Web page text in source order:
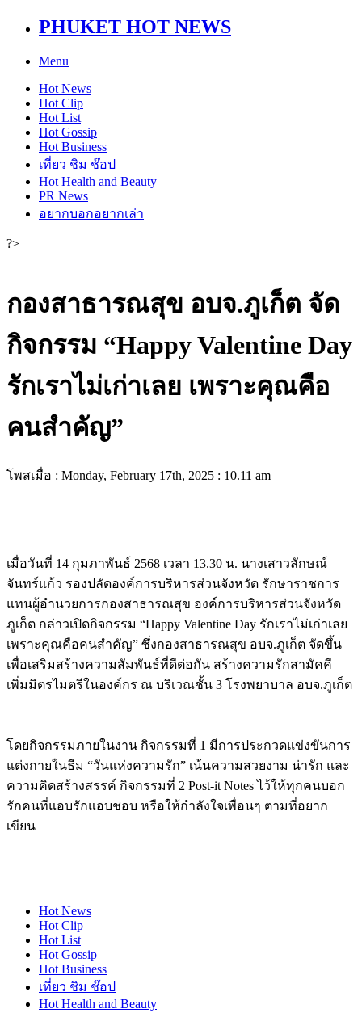
PHUKET HOT NEWS
Menu
Hot News
Hot Clip
Hot List
Hot Gossip
Hot Business
เที่ยว ชิม ช๊อป
Hot Health and Beauty
PR News
อยากบอกอยากเล่า
?>
กองสาธารณสุข อบจ.ภูเก็ต จัด
กิจกรรม “Happy Valentine Day
รักเราไม่เก่าเลย เพราะคุณคือ
คนสำคัญ”
โพสเมื่อ : Monday, February 17th, 2025 : 10.11 am
เมื่อวันที่ 14 กุมภาพันธ์ 2568 เวลา 13.30 น. นางเสาวลักษณ์
จันทร์แก้ว รองปลัดองค์การบริหารส่วนจังหวัด รักษาราชการ
แทนผู้อำนวยการกองสาธารณสุข องค์การบริหารส่วนจังหวัด
ภูเก็ต กล่าวเปิดกิจกรรม “Happy Valentine Day รักเราไม่เก่าเลย
เพราะคุณคือคนสำคัญ” ซึ่งกองสาธารณสุข อบจ.ภูเก็ต จัดขึ้น
เพื่อเสริมสร้างความสัมพันธ์ที่ดีต่อกัน สร้างความรักสามัคคี
เพิ่มมิตรไมตรีในองค์กร ณ บริเวณชั้น 3 โรงพยาบาล อบจ.ภูเก็ต
โดยกิจกรรมภายในงาน กิจกรรมที่ 1 มีการประกวดแข่งขันการ
แต่งกายในธีม “วันแห่งความรัก” เน้นความสวยงาม น่ารัก และ
ความคิดสร้างสรรค์ กิจกรรมที่ 2 Post-it Notes ไว้ให้ทุกคนบอก
รักคนที่แอบรักแอบชอบ หรือให้กำลังใจเพื่อนๆ ตามที่อยาก
เขียน
Hot News
Hot Clip
Hot List
Hot Gossip
Hot Business
เที่ยว ชิม ช๊อป
Hot Health and Beauty